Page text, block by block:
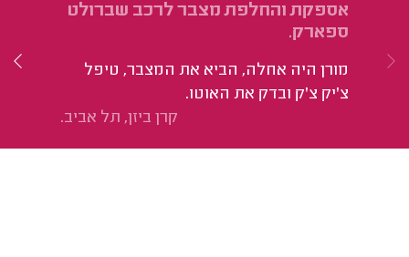
אספקת והחלפת מצבר לרכב שברולט
ספארק.
מורן היה אחלה, הביא את המצבר, טיפל
צ'יק צ'ק ובדק את האוטו.
קרן ביזן, תל אביב.